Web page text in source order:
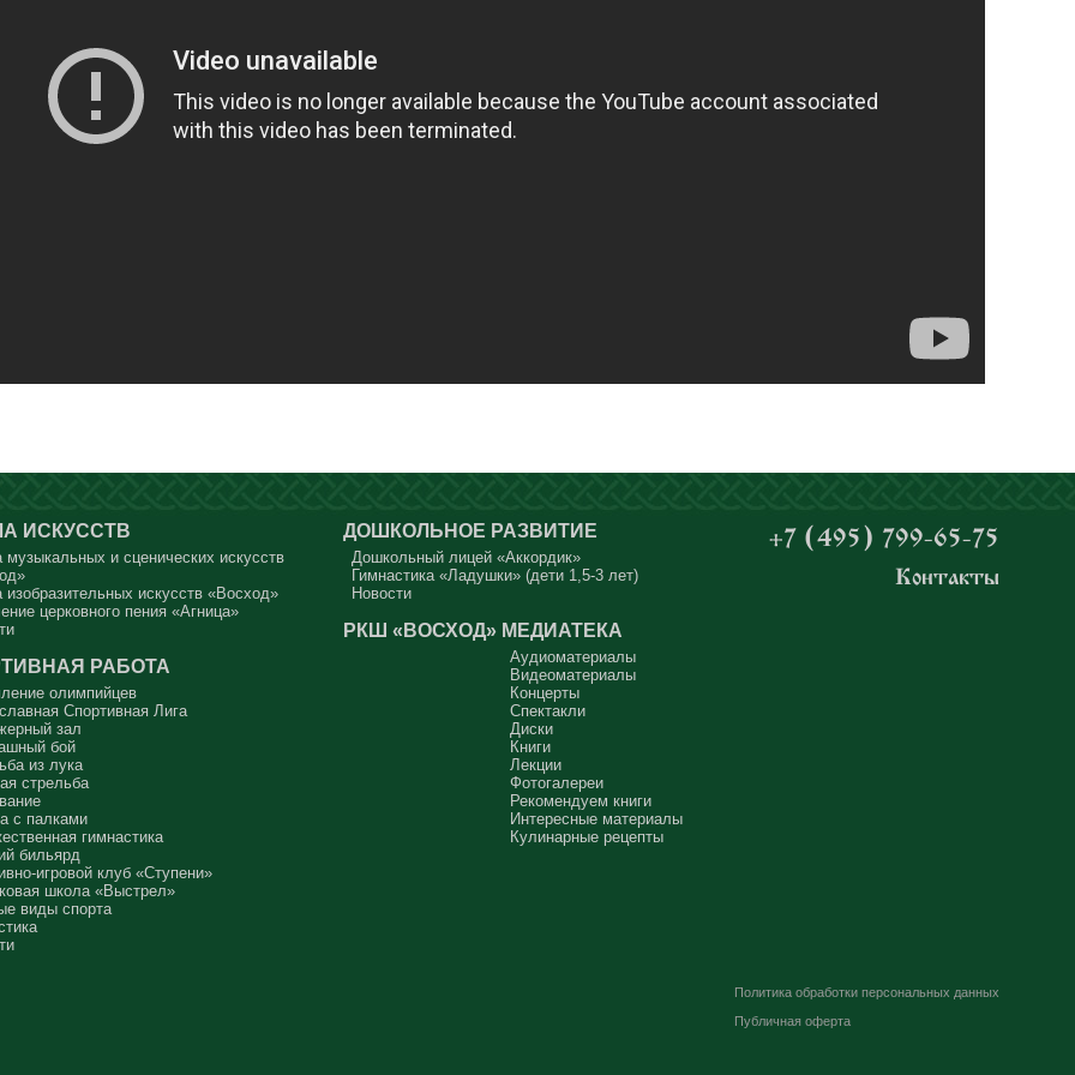
ИСКУССТВ
музыкальных и сценических искусств
изобразительных искусств «Восход»
церковного пения «Агница»
РАБОТА
олимпийцев
Спортивная Лига
зал
бой
из лука
стрельба
с палками
гимнастика
бильярд
игровой клуб «Ступени»
школа «Выстрел»
виды спорта
ДОШКОЛЬНОЕ РАЗВИТИЕ
Дошкольный лицей «Аккордик»
Гимнастика «Ладушки» (дети 1,5-3 лет)
Новости
РКШ «ВОСХОД» МЕДИАТЕКА
Аудиоматериалы
Видеоматериалы
Концерты
Спектакли
Диски
Книги
Лекции
Фотогалереи
Рекомендуем книги
Интересные материалы
Кулинарные рецепты
+7 (495) 799-65-75
Контакты
Политика обработки персональных данных
Публичная оферта